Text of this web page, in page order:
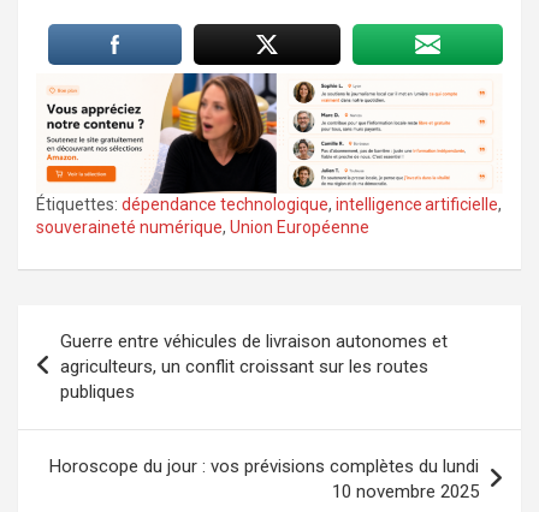
Étiquettes: dépendance technologique, intelligence artificielle,
souveraineté numérique, Union Européenne
de
l’article
Guerre entre véhicules de livraison autonomes et
agriculteurs, un conflit croissant sur les routes
publiques
Horoscope du jour : vos prévisions complètes du lundi
10 novembre 2025